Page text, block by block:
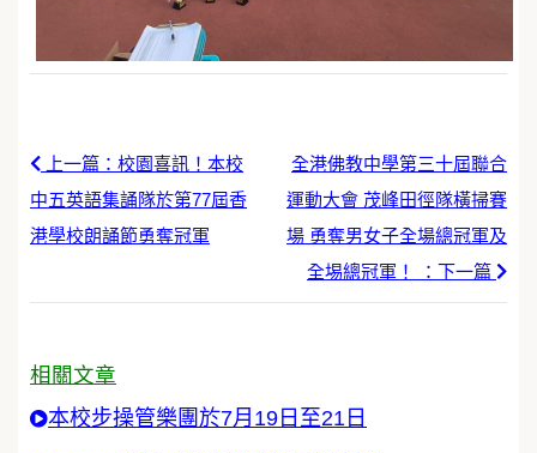
上一篇：校園喜訊！本校
中五英語集誦隊於第77屆香
港學校朗誦節勇奪冠軍
全港佛教中學第三十屆聯合
運動大會 茂峰田徑隊橫掃賽
場 勇奪男女子全場總冠軍及
全埸總冠軍！ ：下一篇
相關文章
本校步操管樂團於7月19日至21日